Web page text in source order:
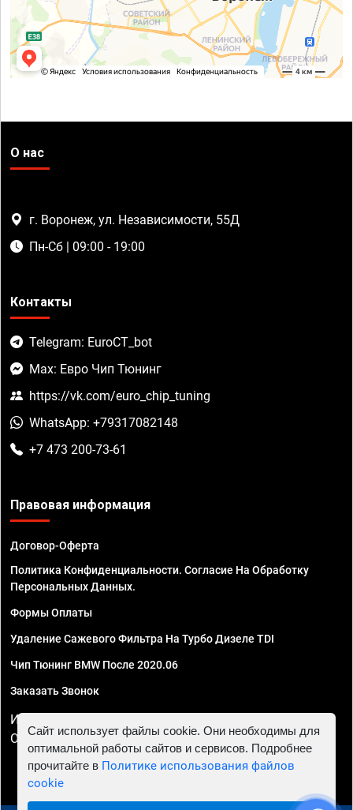
О нас
г. Воронеж, ул. Независимости, 55Д
Пн-Сб | 09:00 - 19:00
Контакты
Telegram: EuroCT_bot
Max: Евро Чип Тюнинг
https://vk.com/euro_chip_tuning
WhatsApp: +79317082148
+7 473 200-73-61
Правовая информация
Договор-Оферта
Политика Конфиденциальности. Согласие На Обработку
Персональных Данных.
Формы Оплаты
Удаление Сажевого Фильтра На Турбо Дизеле TDI
Чип Тюнинг BMW После 2020.06
Заказать Звонок
ИП Смирнов Георгий Павлович. ИНН 781302555843,
ОГРНИП 324470400032610
Сайт использует файлы cookie. Они необходимы для
оптимальной работы сайтов и сервисов. Подробнее
прочитайте в Политике использования файлов
cookie